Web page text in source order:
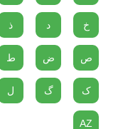
خ د ذ
ص ض ط
ک گ ل
AZ